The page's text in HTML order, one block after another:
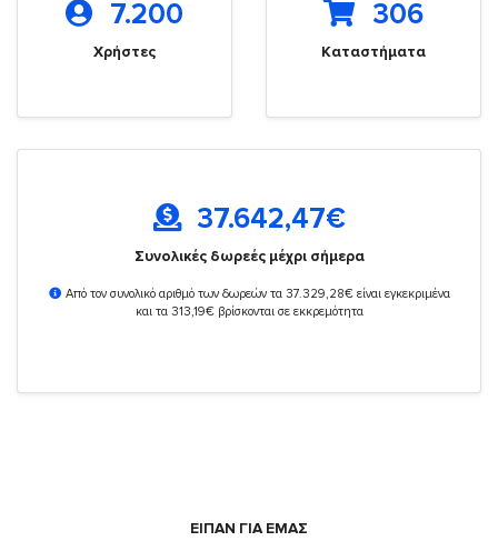
7.200
Χρήστες
306
Καταστήματα
37.642,47€
Συνολικές δωρεές μέχρι σήμερα
Από τον συνολικό αριθμό των δωρεών τα 37.329,28€ είναι εγκεκριμένα
και τα 313,19€ βρίσκονται σε εκκρεμότητα
ΕΙΠΑΝ ΓΙΑ ΕΜΑΣ